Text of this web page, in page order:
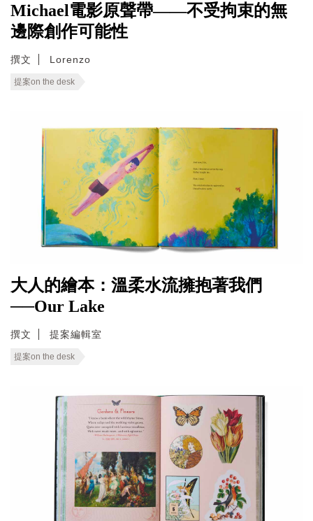
Michael電影原聲帶——不受拘束的無
邊際創作可能性
撰文 Lorenzo
提案on the desk
大人的繪本：溫柔水流擁抱著我們
──Our Lake
撰文 提案編輯室
提案on the desk